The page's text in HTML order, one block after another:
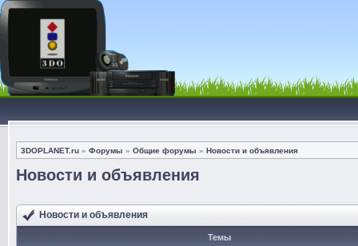
3DOPLANET.ru » Форумы » Общие форумы » Новости и объявления
Новости и объявления
Новости и объявления
Темы